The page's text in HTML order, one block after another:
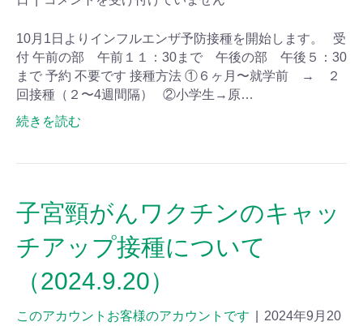
10月1日よりインフルエンザ予防接種を開始します。 受
付 午前の部 午前１１：30まで 午後の部 午後５：30
まで 予約 不要です 接種方法 ①６ヶ月〜就学前 → ２
回接種（２〜4週間隔） ②小学生→原…
続きを読む
子宮頸がんワクチンのキャッ
チアップ接種について
（2024.9.20）
このアカウントお客様のアカウントです
2024年9月20